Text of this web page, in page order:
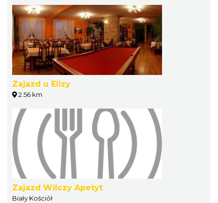
Zajazd u Elizy
2.56 km
Zajazd Wilczy Apetyt
Biały Kościół